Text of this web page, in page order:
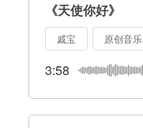
《天使你好》
戚宝 原创音乐
3:58